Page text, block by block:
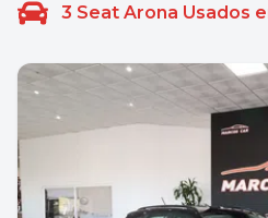
3 Seat Arona Usados